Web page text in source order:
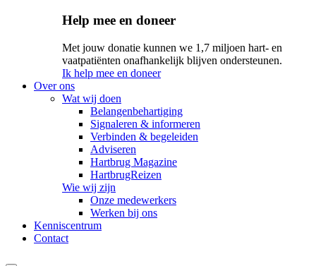
Help mee en doneer
Met jouw donatie kunnen we 1,7 miljoen hart- en
vaatpatiënten onafhankelijk blijven ondersteunen.
Ik help mee en doneer
Over ons
Wat wij doen
Belangenbehartiging
Signaleren & informeren
Verbinden & begeleiden
Adviseren
Hartbrug Magazine
HartbrugReizen
Wie wij zijn
Onze medewerkers
Werken bij ons
Kenniscentrum
Contact